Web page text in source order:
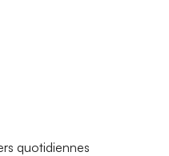
quotidiennes